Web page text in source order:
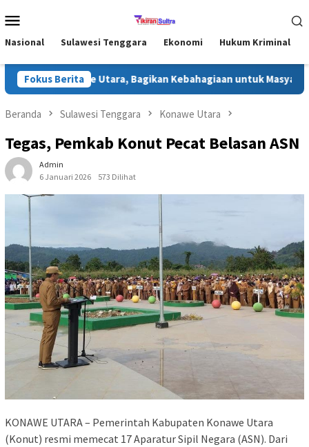
ke
Mobile
Nasional Sulawesi Tenggara Ekonomi Hukum Kriminal
Fokus Berita
di Konawe Utara, Bagikan Kebahagiaan untuk Masyarakat
Beranda Sulawesi Tenggara Konawe Utara
Tegas, Pemkab Konut Pecat Belasan ASN
Admin
6 Januari 2026
573 Dilihat
KONAWE UTARA – Pemerintah Kabupaten Konawe Utara
(Konut) resmi memecat 17 Aparatur Sipil Negara (ASN). Dari